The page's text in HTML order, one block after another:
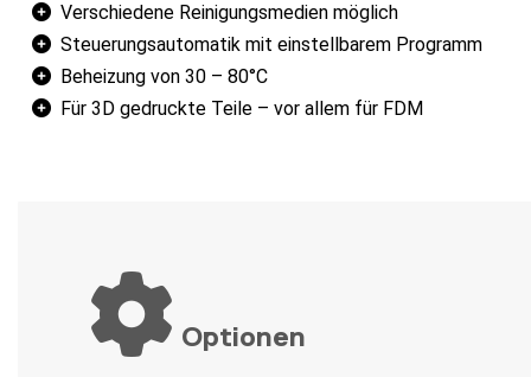
Verschiedene Reinigungsmedien möglich
Steuerungsautomatik mit einstellbarem Programm
Beheizung von 30 – 80°C
Für 3D gedruckte Teile – vor allem für FDM
Optionen